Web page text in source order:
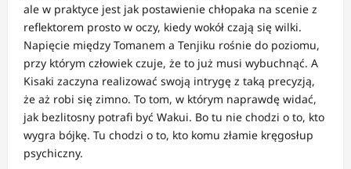
ale w praktyce jest jak postawienie chłopaka na scenie z
reflektorem prosto w oczy, kiedy wokół czają się wilki.
Napięcie między Tomanem a Tenjiku rośnie do poziomu,
przy którym człowiek czuje, że to już musi wybuchnąć. A
Kisaki zaczyna realizować swoją intrygę z taką precyzją,
że aż robi się zimno. To tom, w którym naprawdę widać,
jak bezlitosny potrafi być Wakui. Bo tu nie chodzi o to, kto
wygra bójkę. Tu chodzi o to, kto komu złamie kręgosłup
psychiczny.